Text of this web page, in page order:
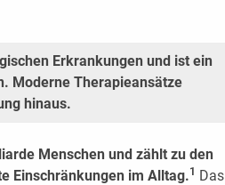
Erkrankungen und ist ein
Moderne Therapieansätze
hinaus.
Menschen und zählt zu den
Einschränkungen im Alltag.1 Das